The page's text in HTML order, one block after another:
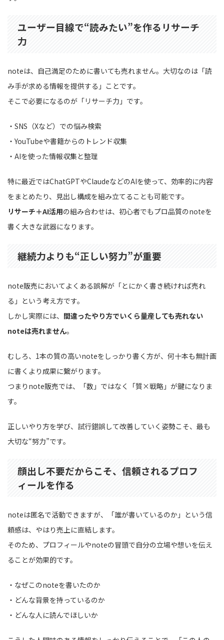
ユーザー目線で“読みたい”を作るリサーチ
力
noteは、自己満足のために書いても売れません。大切なのは「読
み手が求める情報を提供する」ことです。
そこで必要になるのが「リサーチ力」です。
・SNS（Xなど）での悩み検索
・YouTubeや書籍からのトレンド収集
・AIを使った情報収集と整理
特に最近ではChatGPTやClaudeなどのAIを使って、効率的に内容
をまとめたり、見出し構成を組み立てることも可能です。
リサーチ＋AI活用の組み合わせは、初心者でもプロ品質のnoteを
書く大きな武器になります。
継続力よりも“正しい努力”が重要
note販売においてよくある誤解が「とにかく書き続ければ売れ
る」という考え方です。
しかし実際には、 間違ったやり方でいくら量産しても売れない
noteは売れません。
むしろ、1本の質の高いnoteをしっかり書く方が、何十本も無計画
に書くより成果に繋がります。
つまりnote販売では、「数」ではなく「質×戦略」が鍵になりま
す。
正しいやり方を学び、試行錯誤して改善していく姿勢こそ、最も
大切な“努力”です。
顔出し不要だからこそ、信頼されるプロフ
ィールを作る
noteは匿名で活動できますが、「誰が書いているのか」という信
頼感は、やはり売上に直結します。
そのため、プロフィールやnoteの冒頭で自分の立場や想いを伝え
ることが効果的です。
・なぜこのnoteを書いたのか
・どんな背景を持っているのか
・どんな人に読んでほしいか